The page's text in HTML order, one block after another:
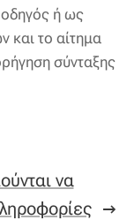
ή ως
και το αίτημα
σύνταξης
να